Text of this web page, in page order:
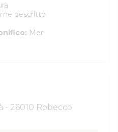
descritto
: Mer
- 26010 Robecco